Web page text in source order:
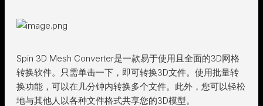
Spin 3D Mesh Converter是一款易于使用且全面的3D网格
转换软件。只需单击一下，即可转换3D文件。使用批量转
换功能，可以在几分钟内转换多个文件。此外，您可以轻松
地与其他人以各种文件格式共享您的3D模型。